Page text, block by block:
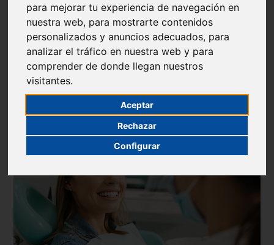
para mejorar tu experiencia de navegación en
nuestra web, para mostrarte contenidos
personalizados y anuncios adecuados, para
analizar el tráfico en nuestra web y para
comprender de donde llegan nuestros
visitantes.
Aceptar
Rechazar
Configurar
La visita al odontólogo en el
embarazo, ¿para qué?
Cuidado de las encías